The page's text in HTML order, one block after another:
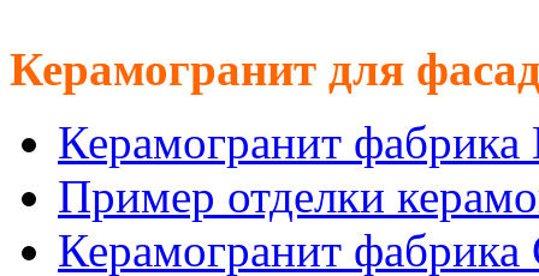
Керамогранит для
Керамогранит фабрика
Пример отделки
Керамогранит